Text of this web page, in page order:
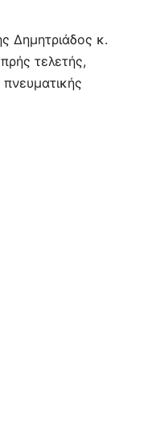
Δημητριάδος κ.
τελετής,